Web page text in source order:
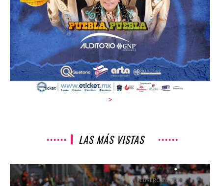
>
LAS MÁS VISTAS
LO MEJOR Y LO PEOR DE LA JORNADA 9 DE LA...
NOTICIAS FEBRERO 26, 2018